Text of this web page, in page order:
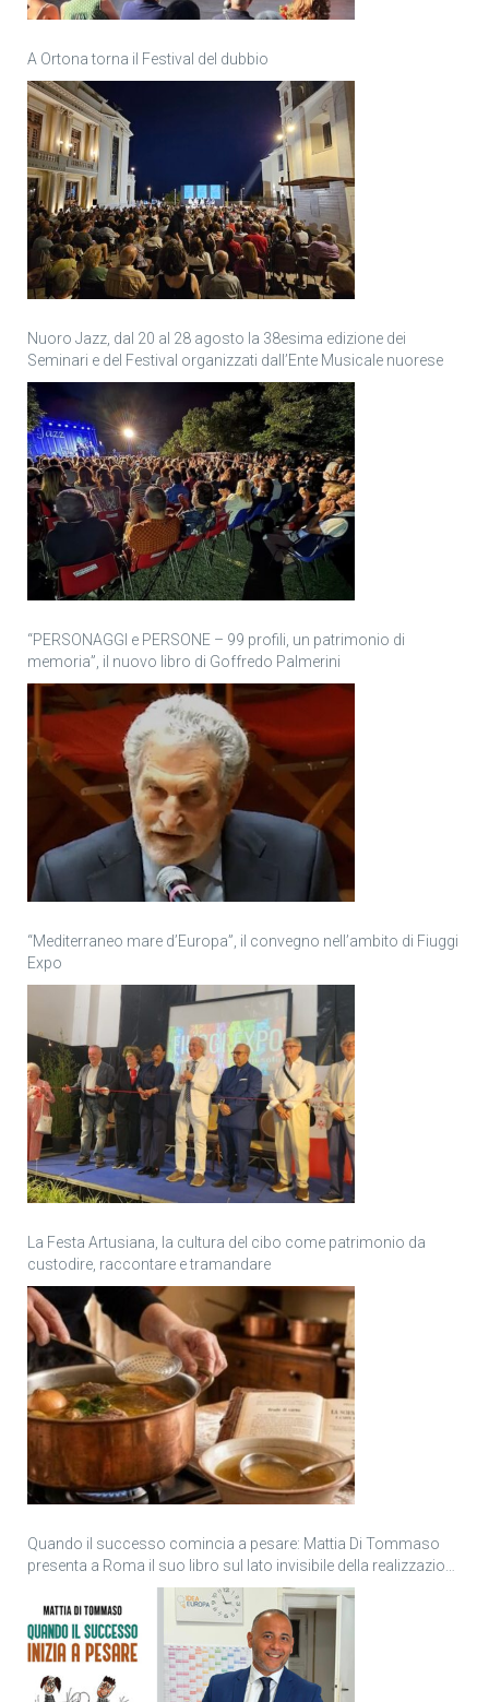
A Ortona torna il Festival del dubbio
Nuoro Jazz, dal 20 al 28 agosto la 38esima edizione dei
Seminari e del Festival organizzati dall’Ente Musicale nuorese
“PERSONAGGI e PERSONE – 99 profili, un patrimonio di
memoria”, il nuovo libro di Goffredo Palmerini
“Mediterraneo mare d’Europa”, il convegno nell’ambito di Fiuggi
Expo
La Festa Artusiana, la cultura del cibo come patrimonio da
custodire, raccontare e tramandare
Quando il successo comincia a pesare: Mattia Di Tommaso
presenta a Roma il suo libro sul lato invisibile della realizzazione